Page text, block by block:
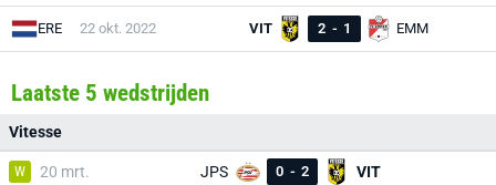
ERE 22 okt. 2022 VIT 2 - 1 EMM
Laatste 5 wedstrijden
Vitesse
W 20 mrt. JPS 0 - 2 VIT